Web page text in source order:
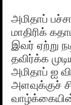
அமிதாப்
மாதிரிக்
இவர் ஏற்று
தவிர்க்க
அமிதாப் ஐ
அளவுக்குச்
வாழ்க்கையின்